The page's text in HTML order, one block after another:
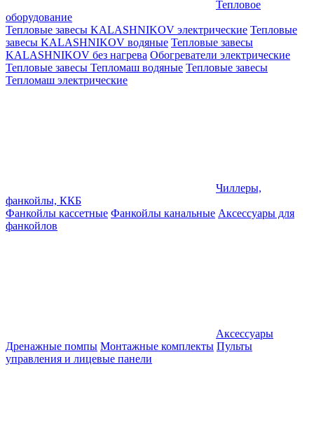
Тепловое
оборудование
Тепловые завесы KALASHNIKOV электрические Тепловые
завесы KALASHNIKOV водяные Тепловые завесы
KALASHNIKOV без нагрева Обогреватели электрические
Тепловые завесы Тепломаш водяные Тепловые завесы
Тепломаш электрические
Чиллеры,
фанкойлы, ККБ
Фанкойлы кассетные Фанкойлы канальные Аксессуары для
фанкойлов
Аксессуары
Дренажные помпы Монтажные комплекты Пульты
управления и лицевые панели